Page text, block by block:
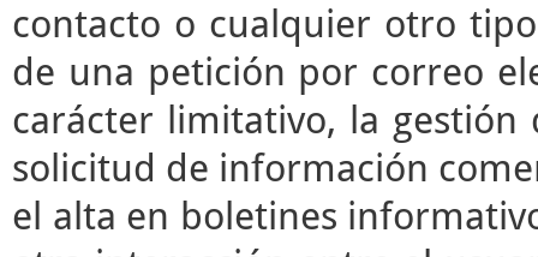
contacto o cualquier otro
de una petición por correo
carácter limitativo, la
solicitud de información
el alta en boletines